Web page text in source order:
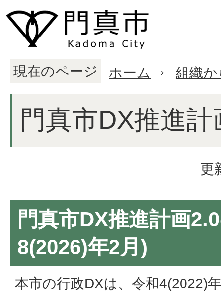
現在のページ ホーム 組織
門真市DX推進計
更
門真市DX推進計画
8(2026)年2月)
本市の行政DXは、令和4(2022)